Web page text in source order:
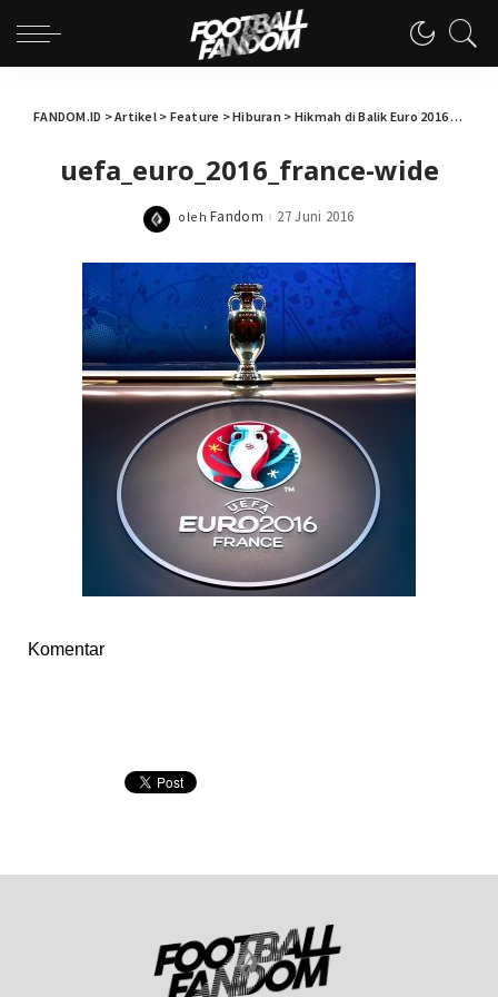
FANDOM.ID >Artikel> Feature >Hiburan> Hikmah di Balik Euro 2016>
uefa_euro_2016_france-wide
Posted
oleh Fandom 27 Juni 2016
Komentar